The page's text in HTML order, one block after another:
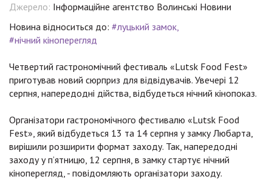
Джерело: Інформаційне агентство Волинські Новини
Новина відноситься до: #луцький замок
#нічний кіноперегляд
Четвертий гастрономічний фестиваль «Lutsk Food Fest»
приготував новий сюрприз для відвідувачів. Увечері 12
серпня, напередодні дійства, відбудеться нічний кінопоказ.
Організатори гастрономічного фестивалю «Lutsk Food
Fest», який відбудеться 13 та 14 серпня у замку Любарта,
вирішили розширити формат заходу. Так, напередодні
заходу у п’ятницю, 12 серпня, в замку стартує нічний
кіноперегляд, - повідомляють організатори заходу.